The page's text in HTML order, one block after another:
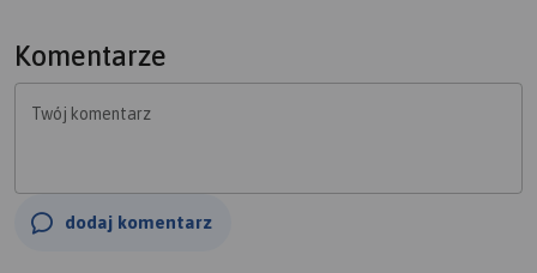
Komentarze
Twój komentarz
dodaj komentarz